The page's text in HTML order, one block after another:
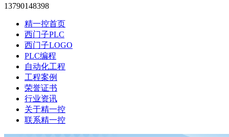
13790148398
精一控首页
西门子PLC
西门子LOGO
PLC编程
自动化工程
工程案例
荣誉证书
行业资讯
关于精一控
联系精一控